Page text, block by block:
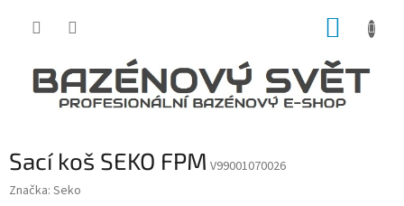
Sací koš SEKO FPM V99001070026
Značka: Seko